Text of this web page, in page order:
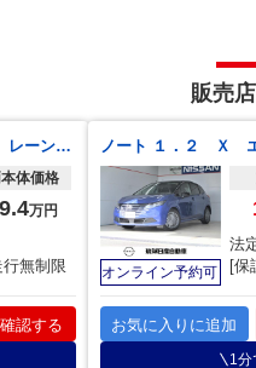
販売
ノート Ｘ エマージェンシーブレーキ、レーンキープ、アダプディブＬＥＤヘッドライトシステム、日産コネクト９インチナビ／アラウンドビューモニター、ＥＴＣ２．０、ドライブレコーダー前後カメラ【防錆未施工】
体価格
万円
無制限
認する
オンライン予約可
法
[保
お気に入りに追加
1分